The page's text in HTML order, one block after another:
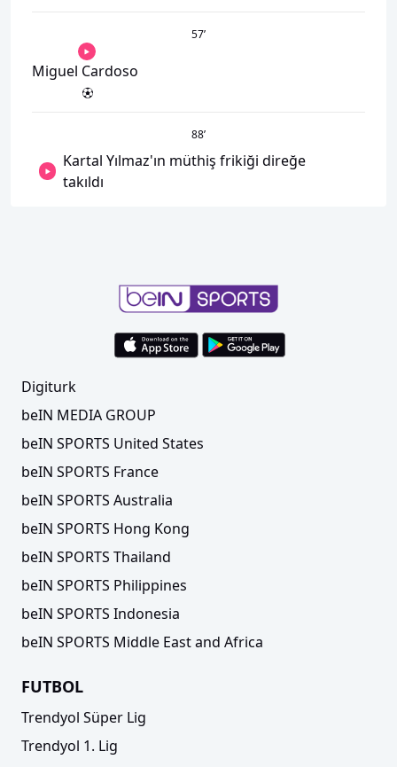
57’
Miguel Cardoso
88’
Kartal Yılmaz'ın müthiş frikiği direğe
takıldı
Digiturk
beIN MEDIA GROUP
beIN SPORTS United States
beIN SPORTS France
beIN SPORTS Australia
beIN SPORTS Hong Kong
beIN SPORTS Thailand
beIN SPORTS Philippines
beIN SPORTS Indonesia
beIN SPORTS Middle East and Africa
FUTBOL
Trendyol Süper Lig
Trendyol 1. Lig